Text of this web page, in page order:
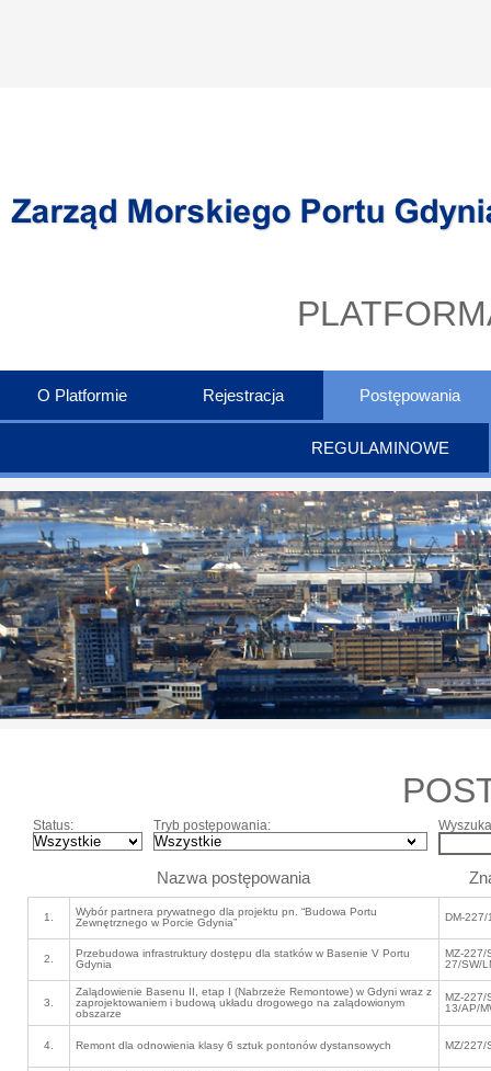
O Platformie Rejestracja Postępowania
REGULAMINOWE
Status: Tryb postępowania:
Nazwa postępowania
1.
Wybór partnera prywatnego dla projektu pn. “Budowa Portu
Zewnętrznego w Porcie Gdynia”
DM-227/
2.
Przebudowa infrastruktury dostępu dla statków w Basenie V Portu
Gdynia
MZ-227/
27/SW/
3.
Zalądowienie Basenu II, etap I (Nabrzeże Remontowe) w Gdyni wraz z
zaprojektowaniem i budową układu drogowego na zalądowionym
obszarze
MZ-227/
13/AP/
4. Remont dla odnowienia klasy 6 sztuk pontonów dystansowych MZ/227/